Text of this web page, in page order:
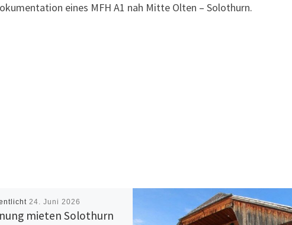
eines MFH A1 nah Mitte Olten – Solothurn.
24. Juni 2026
mieten Solothurn